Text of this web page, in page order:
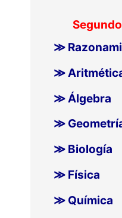
≫
≫
≫ Álgebra
≫
≫ Biología
≫ Física
≫ Química